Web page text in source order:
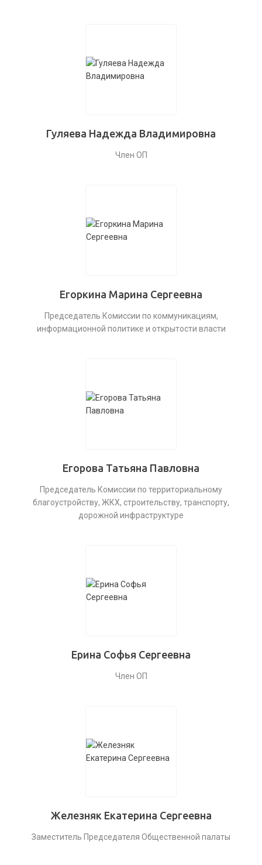
Гуляева Надежда Владимировна
Член ОП
Егоркина Марина Сергеевна
Председатель Комиссии по коммуникациям,
информационной политике и открытости власти
Егорова Татьяна Павловна
Председатель Комиссии по территориальному
благоустройству, ЖКХ, строительству, транспорту,
дорожной инфраструктуре
Ерина Софья Сергеевна
Член ОП
Железняк Екатерина Сергеевна
Заместитель Председателя Общественной палаты